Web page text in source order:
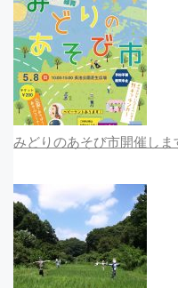
みどりのあそび市開催しま